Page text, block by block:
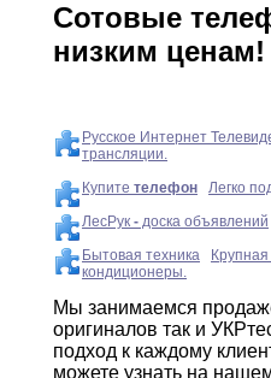
Сотовые
низким ценам!
Русское Интернет
трансляции.
Купите телефон Легко
ЛесРук - доска объявлений
Бытовая техника
кондиционеры.
Мы занимаемся
оригиналов так и
подход к каждому
можете узнать на